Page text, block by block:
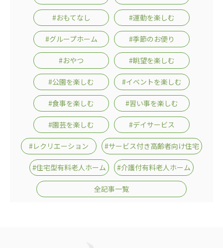
#おもてなし #運動を楽しむ
#グループホーム #季節のお便り
#おやつ #眺望を楽しむ
#公園を楽しむ #イベントを楽しむ
#食事を楽しむ #習い事を楽しむ
#園芸を楽しむ #デイサービス
#レクリエーション #サービス付き高齢者向け住宅
#住宅型有料老人ホーム #介護付有料老人ホーム
全記事一覧